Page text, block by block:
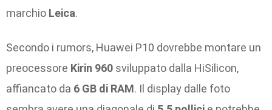
marchio Leica.
Secondo i rumors, Huawei P10 dovrebbe montare un
preocessore Kirin 960 sviluppato dalla HiSilicon,
affiancato da 6 GB di RAM. Il display dalle foto